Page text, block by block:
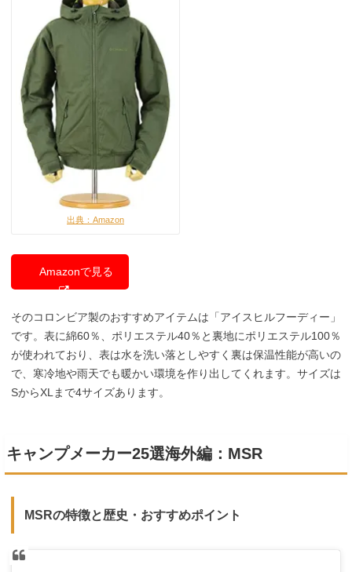
出典：Amazon
Amazonで見る
そのコロンビア製のおすすめアイテムは「アイスヒルフーディー」
です。表に綿60％、ポリエステル40％と裏地にポリエステル100％
が使われており、表は水を洗い落としやすく裏は保温性能が高いの
で、寒冷地や雨天でも暖かい環境を作り出してくれます。サイズは
SからXLまで4サイズあります。
キャンプメーカー25選海外編：MSR
MSRの特徴と歴史・おすすめポイント